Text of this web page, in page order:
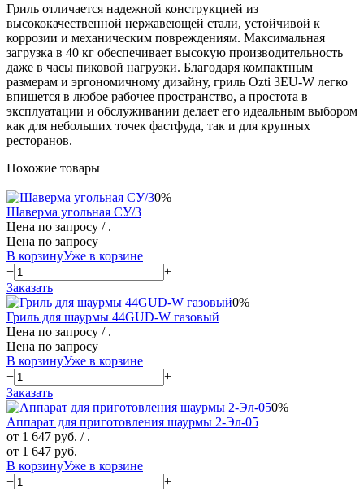
Гриль отличается надежной конструкцией из
высококачественной нержавеющей стали, устойчивой к
коррозии и механическим повреждениям. Максимальная
загрузка в 40 кг обеспечивает высокую производительность
даже в часы пиковой нагрузки. Благодаря компактным
размерам и эргономичному дизайну, гриль Ozti 3EU-W легко
впишется в любое рабочее пространство, а простота в
эксплуатации и обслуживании делает его идеальным выбором
как для небольших точек фастфуда, так и для крупных
ресторанов.
Похожие товары
0%
Шаверма угольная СУ/3
Цена по запросу / .
Цена по запросу
В корзинуУже в корзине
−
+
Заказать
0%
Гриль для шаурмы 44GUD-W газовый
Цена по запросу / .
Цена по запросу
В корзинуУже в корзине
−
+
Заказать
0%
Аппарат для приготовления шаурмы 2-Эл-05
от 1 647 руб. / .
от 1 647 руб.
В корзинуУже в корзине
−
+